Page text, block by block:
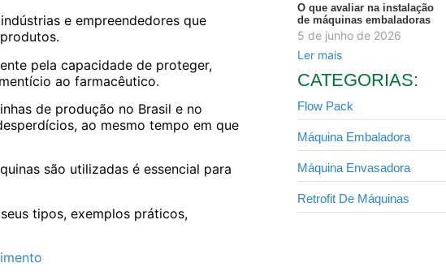
e empreendedores que
pela capacidade de proteger,
ao farmacêutico.
de produção no Brasil e no
ao mesmo tempo em que
são utilizadas é essencial para
tipos, exemplos práticos,
O que avaliar na instalação
de máquinas embaladoras
5 de junho de 2026
Ler mais
CATEGORIAS:
Flow Pack
Máquina Embaladora
Máquina Envasadora
Retrofit De Máquinas